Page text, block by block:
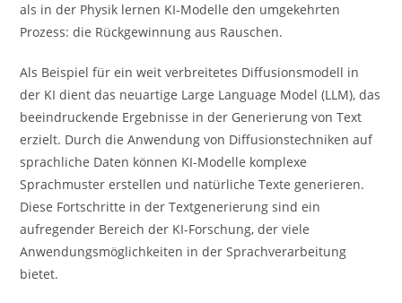
als in der Physik lernen KI-Modelle den umgekehrten
Prozess: die Rückgewinnung aus Rauschen.
Als Beispiel für ein weit verbreitetes Diffusionsmodell in
der KI dient das neuartige Large Language Model (LLM), das
beeindruckende Ergebnisse in der Generierung von Text
erzielt. Durch die Anwendung von Diffusionstechniken auf
sprachliche Daten können KI-Modelle komplexe
Sprachmuster erstellen und natürliche Texte generieren.
Diese Fortschritte in der Textgenerierung sind ein
aufregender Bereich der KI-Forschung, der viele
Anwendungsmöglichkeiten in der Sprachverarbeitung
bietet.